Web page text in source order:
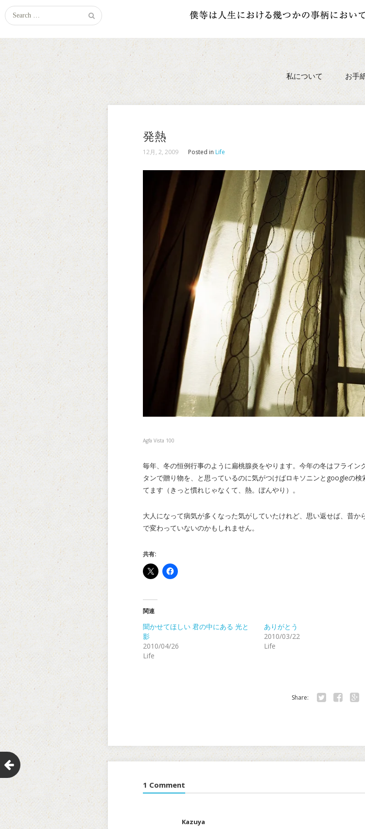
Search
for:
私について お手
発熱
12月, 2, 2009 Posted in Life
Agfa Vista 100
毎年、冬の恒例行事のように扁桃腺炎をやります。今年の冬はフライ
タンで贈り物を、と思っているのに気がつけばロキソニンとgoogleの
てます（きっと慣れじゃなくて、熱。ぼんやり）。
大人になって病気が多くなった気がしていたけれど、思い返せば、昔
で変わっていないのかもしれません。
共有:
関連
聞かせてほしい 君の中にある 光と
影
2010/04/26
Life
ありがとう
2010/03/22
Life
Share:
1 Comment
Kazuya